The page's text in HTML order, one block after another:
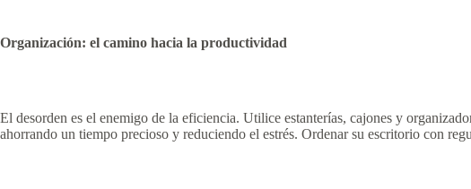
Organización: el camino hacia la productividad
El desorden es el enemigo de la eficiencia. Utilice estanterías, cajones y
ahorrando un tiempo precioso y reduciendo el estrés. Ordenar su escritorio con